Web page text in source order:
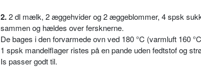
2.2 dl mælk, 2 æggehvider og 2 æggeblommer, 4 spsk
sammen og hældes over fersknerne.
De bages i den forvarmede ovn ved 180 °C (varmluft 160
1 spsk mandelflager ristes på en pande uden fedtstof og
Is passer godt til.